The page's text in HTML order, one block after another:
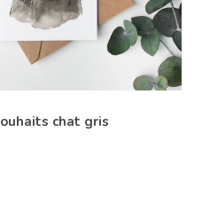
chat gris